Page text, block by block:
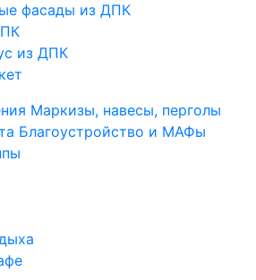
фасады из ДПК
из ДПК
Маркизы, навесы, перголы
Благоустройство и МАФы